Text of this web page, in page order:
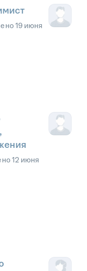
19 июня
12 июня